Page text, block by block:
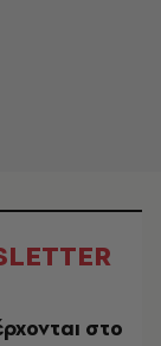
στο